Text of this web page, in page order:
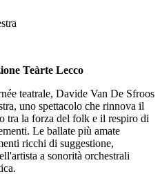
Teàrte Lecco
teatrale, Davide Van De Sfroos
, uno spettacolo che rinnova il
tra la forza del folk e il respiro di
Le ballate più amate
ricchi di suggestione,
a sonorità orchestrali